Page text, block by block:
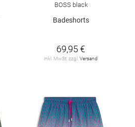
BOSS black
Badeshorts
69,95 €
inkl. MwSt. zzgl. Versand